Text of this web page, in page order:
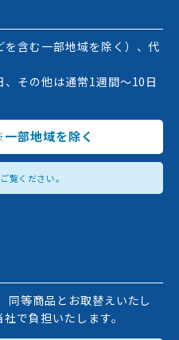
含む一部地域を除く）、代
その他は通常1週間〜10日
部地域を除く
覧ください。
同等商品とお取替えいたし
で負担いたします。